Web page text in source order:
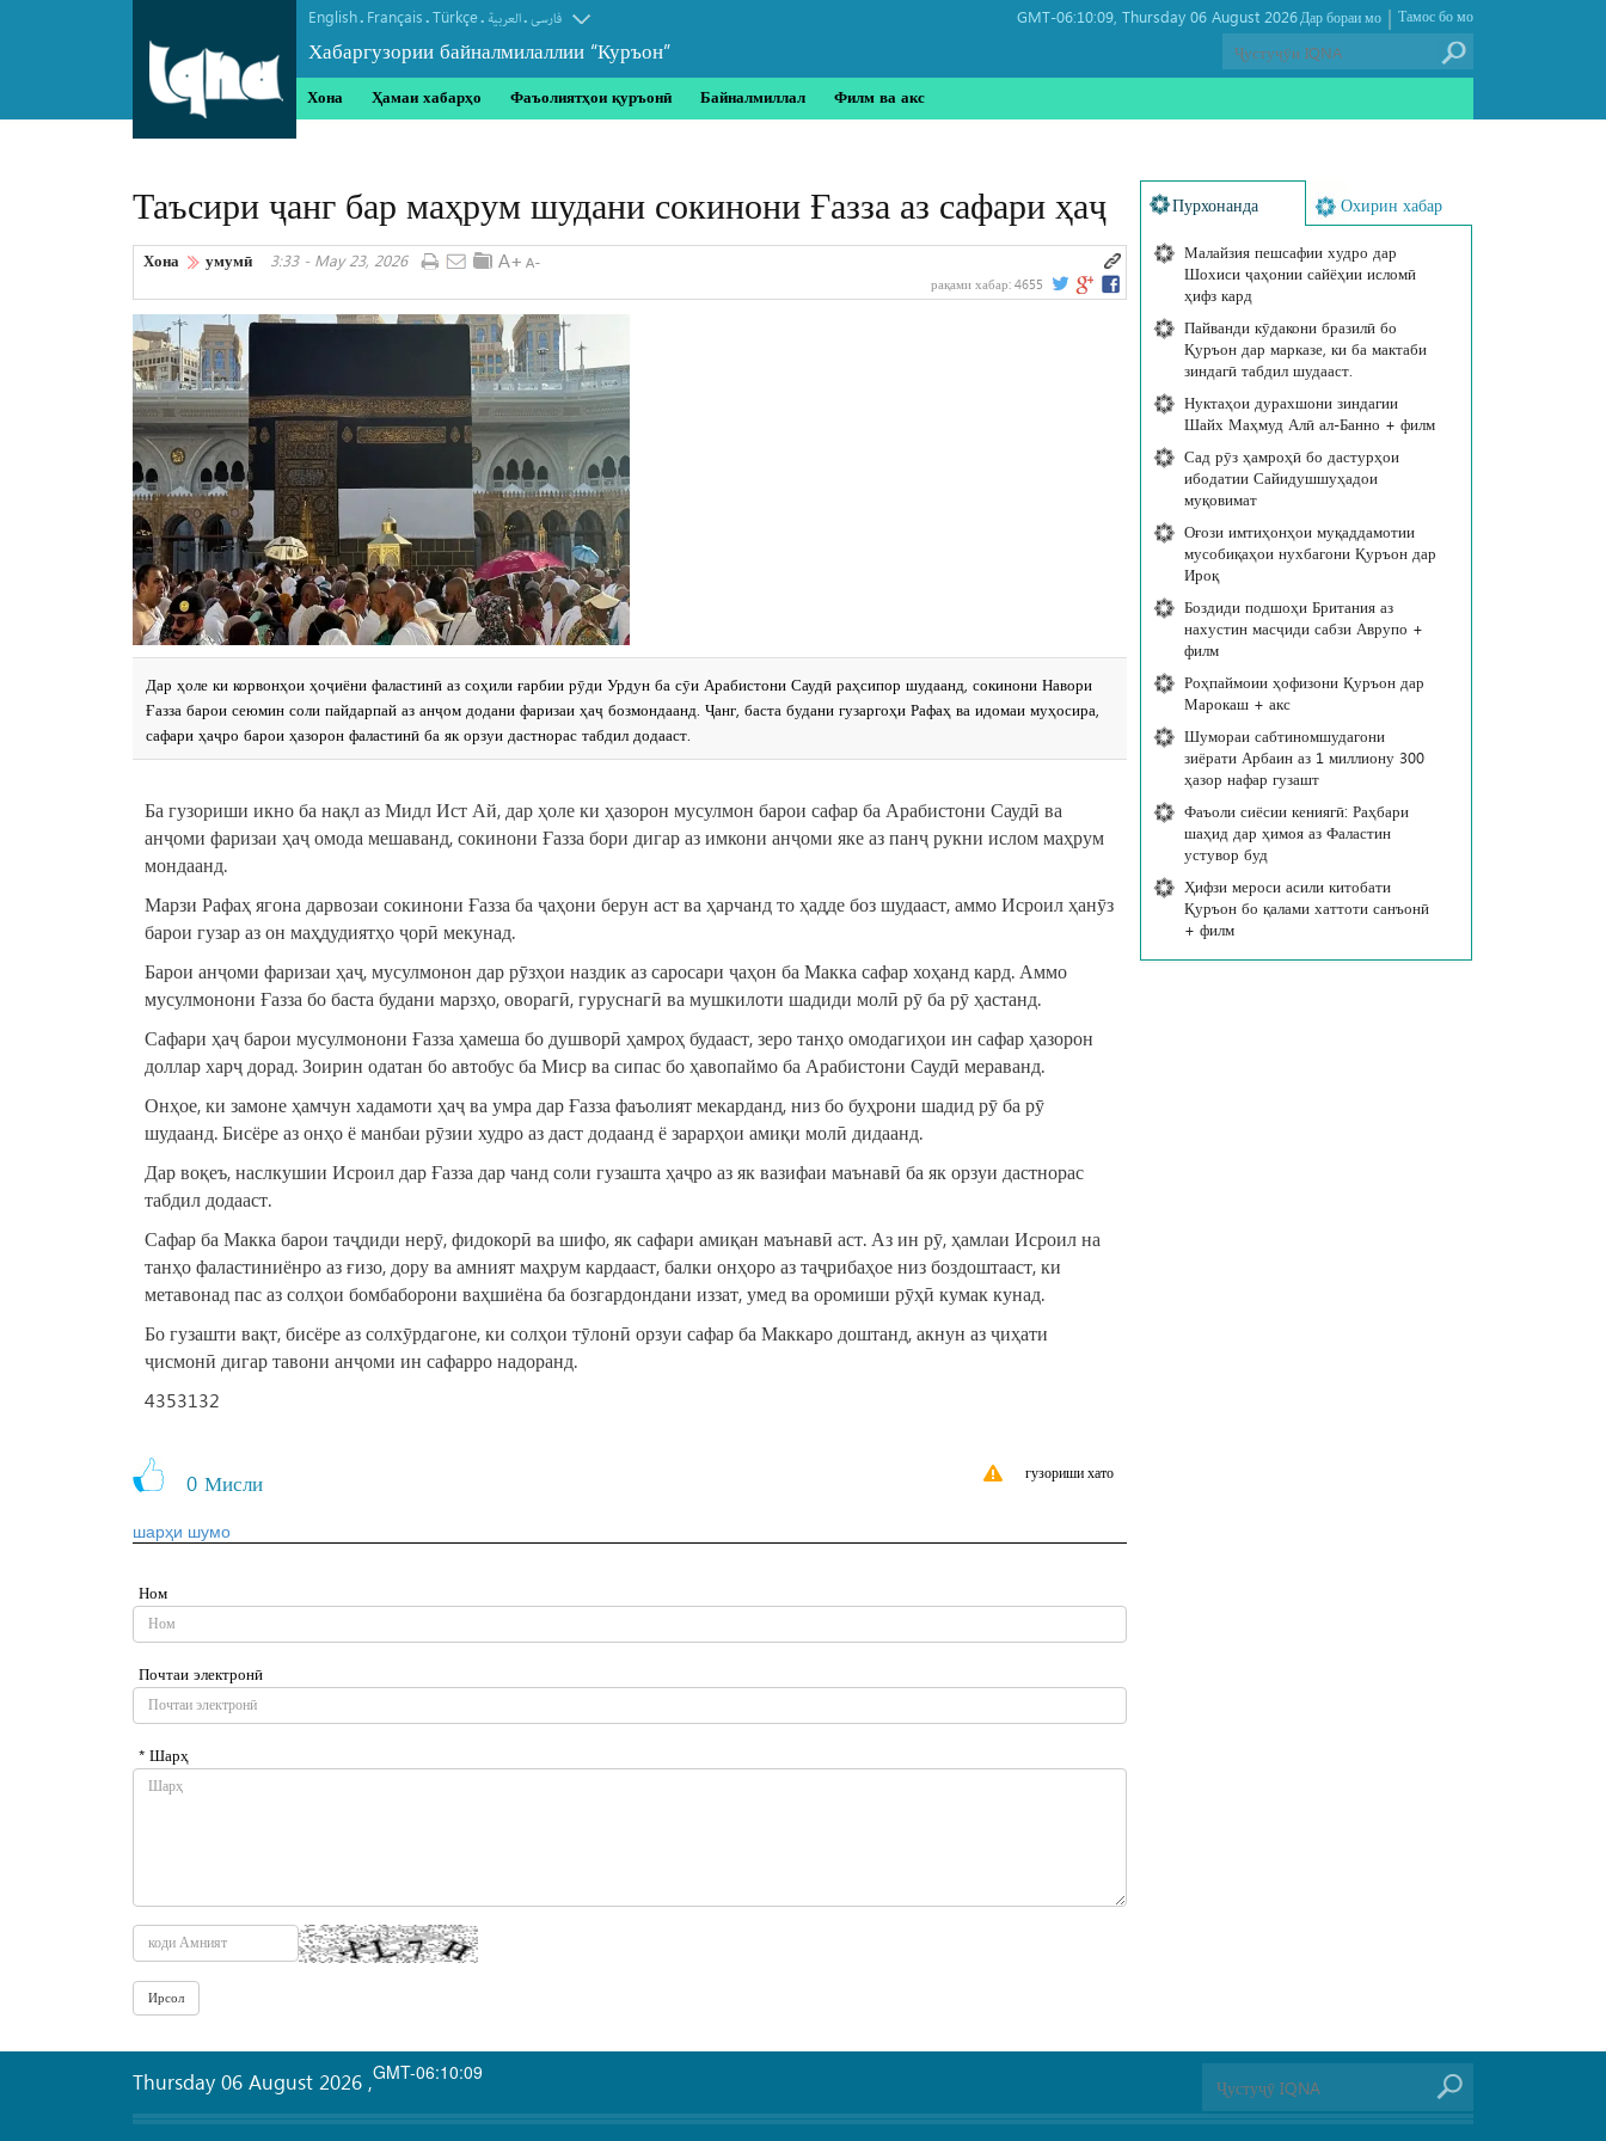
English. Français.Türkçe. العربیة.فارسی
Хабаргузории байналмилаллии “Куръон”
Thursday 06 August 2026 ,
GMT-06:10:09 Тамос бо мо
|
Дар бораи мо
Хона Ҳамаи хабарҳо Фаъолиятҳои қуръонӣ Байналмиллал Филм ва акс
Таъсири ҷанг бар маҳрум шудани сокинони Ғазза аз сафари ҳаҷ
Хона умумӣ 3:33 - May 23, 2026
рақами хабар: 4655
Дар ҳоле ки корвонҳои ҳоҷиёни фаластинӣ аз соҳили ғарбии рӯди Урдун ба сӯи Арабистони Саудӣ раҳсипор шудаанд, сокинони Навори
Ғазза барои сеюмин соли пайдарпай аз анҷом додани фаризаи ҳаҷ бозмондаанд. Ҷанг, баста будани гузаргоҳи Рафаҳ ва идомаи муҳосира,
сафари ҳаҷро барои ҳазорон фаластинӣ ба як орзуи дастнорас табдил додааст.
Ба гузориши икно ба нақл аз Мидл Ист Ай, дар ҳоле ки ҳазорон мусулмон барои сафар ба Арабистони Саудӣ ва
анҷоми фаризаи ҳаҷ омода мешаванд, сокинони Ғазза бори дигар аз имкони анҷоми яке аз панҷ рукни ислом маҳрум
мондаанд.
Марзи Рафаҳ ягона дарвозаи сокинони Ғазза ба ҷаҳони берун аст ва ҳарчанд то ҳадде боз шудааст, аммо Исроил ҳанӯз
барои гузар аз он маҳдудиятҳо ҷорӣ мекунад.
Барои анҷоми фаризаи ҳаҷ, мусулмонон дар рӯзҳои наздик аз саросари ҷаҳон ба Макка сафар хоҳанд кард. Аммо
мусулмонони Ғазза бо баста будани марзҳо, оворагӣ, гуруснагӣ ва мушкилоти шадиди молӣ рӯ ба рӯ ҳастанд.
Сафари ҳаҷ барои мусулмонони Ғазза ҳамеша бо душворӣ ҳамроҳ будааст, зеро танҳо омодагиҳои ин сафар ҳазорон
доллар харҷ дорад. Зоирин одатан бо автобус ба Миср ва сипас бо ҳавопаймо ба Арабистони Саудӣ мераванд.
Онҳое, ки замоне ҳамчун хадамоти ҳаҷ ва умра дар Ғазза фаъолият мекарданд, низ бо буҳрони шадид рӯ ба рӯ
шудаанд. Бисёре аз онҳо ё манбаи рӯзии худро аз даст додаанд ё зарарҳои амиқи молӣ дидаанд.
Дар воқеъ, наслкушии Исроил дар Ғазза дар чанд соли гузашта ҳаҷро аз як вазифаи маънавӣ ба як орзуи дастнорас
табдил додааст.
Сафар ба Макка барои таҷдиди нерӯ, фидокорӣ ва шифо, як сафари амиқан маънавӣ аст. Аз ин рӯ, ҳамлаи Исроил на
танҳо фаластиниёнро аз ғизо, дору ва амният маҳрум кардааст, балки онҳоро аз таҷрибаҳое низ боздоштааст, ки
метавонад пас аз солҳои бомбаборони ваҳшиёна ба бозгардондани иззат, умед ва оромиши рӯҳӣ кумак кунад.
Бо гузашти вақт, бисёре аз солхӯрдагоне, ки солҳои тӯлонӣ орзуи сафар ба Маккаро доштанд, акнун аз ҷиҳати
ҷисмонӣ дигар тавони анҷоми ин сафарро надоранд.
4353132
0 Мисли гузориши хато
шарҳи шумо
Ном
Почтаи электронӣ
* Шарҳ
Пурхонанда Охирин хабар
Малайзия пешсафии худро дар
Шохиси ҷаҳонии сайёҳии исломӣ
ҳифз кард
Пайванди кӯдакони бразилӣ бо
Қуръон дар марказе, ки ба мактаби
зиндагӣ табдил шудааст.
Нуктаҳои дурахшони зиндагии
Шайх Маҳмуд Алӣ ал-Банно + филм
Сад рӯз ҳамроҳӣ бо дастурҳои
ибодатии Сайидушшуҳадои
муқовимат
Оғози имтиҳонҳои муқаддамотии
мусобиқаҳои нухбагони Қуръон дар
Ироқ
Боздиди подшоҳи Британия аз
нахустин масҷиди сабзи Аврупо +
филм
Роҳпаймоии ҳофизони Қуръон дар
Марокаш + акс
Шумораи сабтиномшудагони
зиёрати Арбаин аз 1 миллиону 300
ҳазор нафар гузашт
Фаъоли сиёсии кениягӣ: Раҳбари
шаҳид дар ҳимоя аз Фаластин
устувор буд
Ҳифзи мероси асили китобати
Қуръон бо қалами хаттоти санъонӣ
+ филм
GMT-06:10:09
Thursday 06 August 2026 ,